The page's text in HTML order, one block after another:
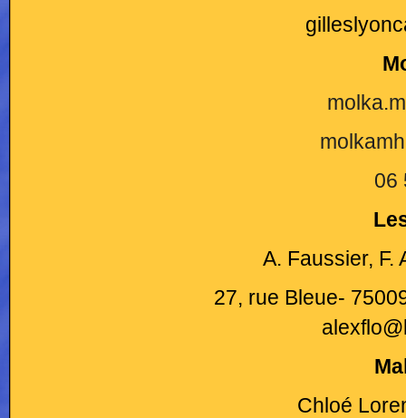
06
A. Faussier, F.
27, rue Bleue-
Chloé